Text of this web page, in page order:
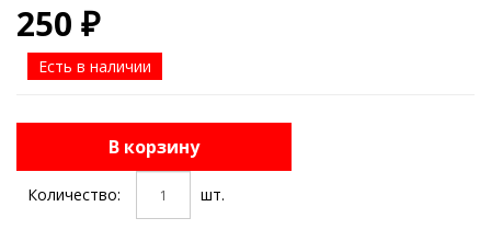
250 ₽
Есть в наличии
В корзину
Количество: шт.